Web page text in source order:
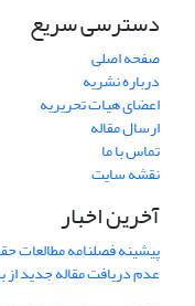
دسترسی سریع
صفحه اصلی
درباره نشریه
اعضای هیات تحریریه
ارسال مقاله
تماس با ما
نقشه سایت
آخرین اخبار
پیشینه فصلنامه
عدم دریافت مقاله جدید